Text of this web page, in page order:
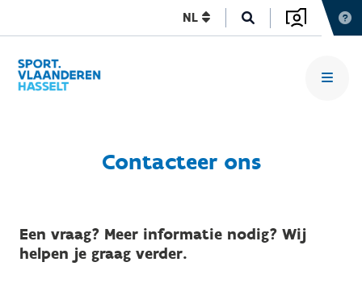
NL
Contacteer ons
Een vraag? Meer informatie nodig? Wij
helpen je graag verder.